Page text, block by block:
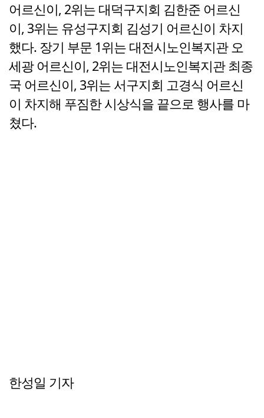
어르신이, 2위는 대덕구지회 김한준 어르신
이, 3위는 유성구지회 김성기 어르신이 차지
했다. 장기 부문 1위는 대전시노인복지관 오
세광 어르신이, 2위는 대전시노인복지관 최종
국 어르신이, 3위는 서구지회 고경식 어르신
이 차지해 푸짐한 시상식을 끝으로 행사를 마
쳤다.
한성일 기자